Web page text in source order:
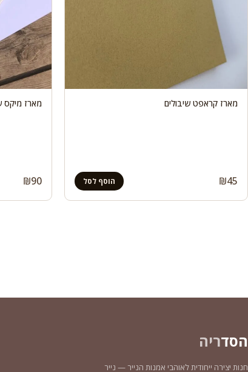
מארז קראפט שיבולים
₪45 הוסף לסל
מארז מיקס
₪90
הסדריה
חנות יצירה ייחודית לאוהבי אמנות הנייר — נייר